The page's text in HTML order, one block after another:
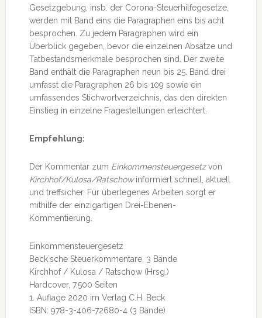
Gesetzgebung, insb. der Corona-Steuerhilfegesetze,
werden mit Band eins die Paragraphen eins bis acht
besprochen. Zu jedem Paragraphen wird ein
Überblick gegeben, bevor die einzelnen Absätze und
Tatbestandsmerkmale besprochen sind. Der zweite
Band enthält die Paragraphen neun bis 25. Band drei
umfasst die Paragraphen 26 bis 109 sowie ein
umfassendes Stichwortverzeichnis, das den direkten
Einstieg in einzelne Fragestellungen erleichtert.
Empfehlung:
Der Kommentar zum Einkommensteuergesetzvon
Kirchhof/Kulosa/Ratschowinformiert schnell, aktuell
und treffsicher. Für überlegenes Arbeiten sorgt er
mithilfe der einzigartigen Drei-Ebenen-
Kommentierung.
Einkommensteuergesetz
Beck´sche Steuerkommentare, 3 Bände
Kirchhof / Kulosa / Ratschow (Hrsg.)
Hardcover, 7.500 Seiten
1. Auflage 2020 im Verlag C.H. Beck
ISBN: 978-3-406-72680-4 (3 Bände)